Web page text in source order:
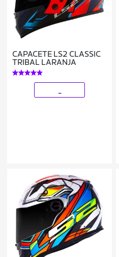
CAPACETE LS2 CLASSIC
TRIBAL LARANJA